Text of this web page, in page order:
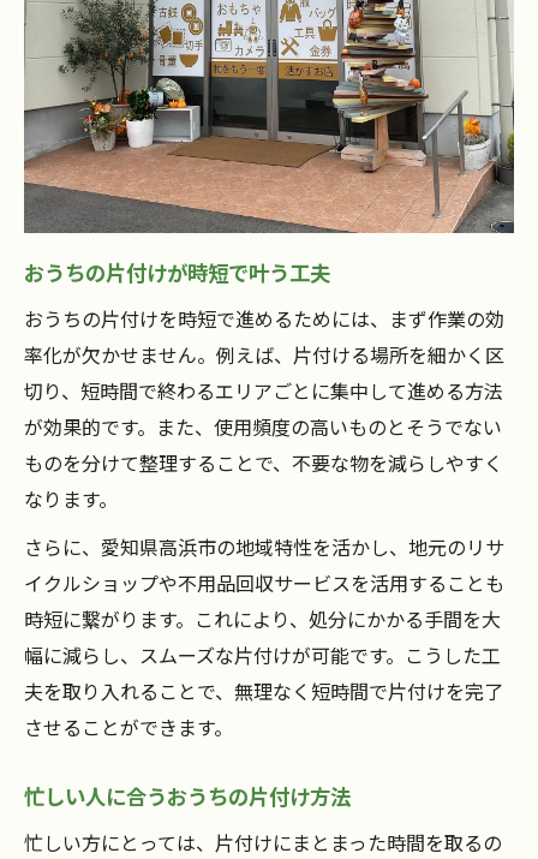
おうちの片付けが時短で叶う工夫
おうちの片付けを時短で進めるためには、まず作業の効
率化が欠かせません。例えば、片付ける場所を細かく区
切り、短時間で終わるエリアごとに集中して進める方法
が効果的です。また、使用頻度の高いものとそうでない
ものを分けて整理することで、不要な物を減らしやすく
なります。
さらに、愛知県高浜市の地域特性を活かし、地元のリサ
イクルショップや不用品回収サービスを活用することも
時短に繋がります。これにより、処分にかかる手間を大
幅に減らし、スムーズな片付けが可能です。こうした工
夫を取り入れることで、無理なく短時間で片付けを完了
させることができます。
忙しい人に合うおうちの片付け方法
忙しい方にとっては、片付けにまとまった時間を取るの